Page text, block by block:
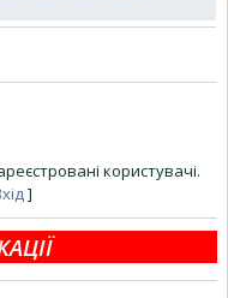
користувачі.
]